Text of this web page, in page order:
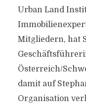
Urban Land
Mitgliedern, hat
Österreich/
damit auf
Organisation